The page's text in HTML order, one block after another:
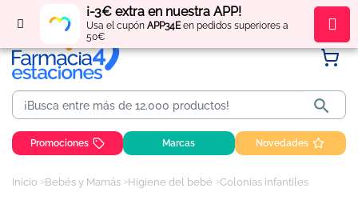
¡-3€ extra en nuestra APP!
Usa el cupón APP34Een pedidos superiores a
50€
Regístratey obténpuntos por tus compras

Promociones Marcas Novedades
Inicio Bebés y Mamás Higiene del bebé Colonias infantiles